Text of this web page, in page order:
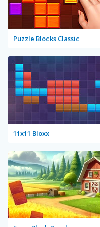
Puzzle Blocks Classic
11x11 Bloxx